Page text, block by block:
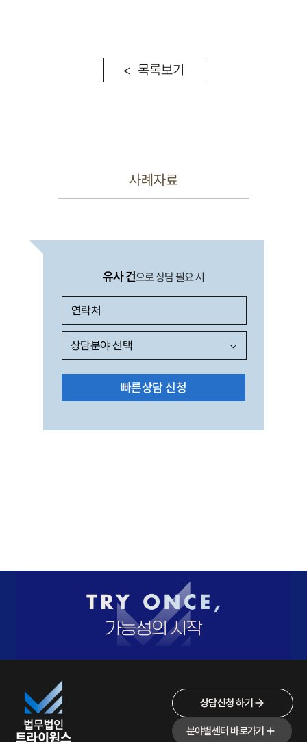
< 목록보기
사례자료
유사 건으로 상담 필요 시
상담신청 하기
분야별센터 바로가기